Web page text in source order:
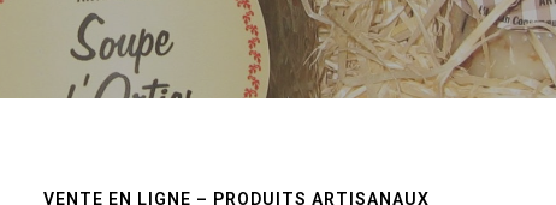
VENTE EN LIGNE – PRODUITS ARTISANAUX